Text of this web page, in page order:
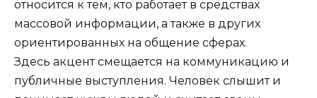
относится к тем, кто работает в средствах
массовой информации, а также в других
ориентированных на общение сферах.
Здесь акцент смещается на коммуникацию и
публичные выступления. Человек слышит и